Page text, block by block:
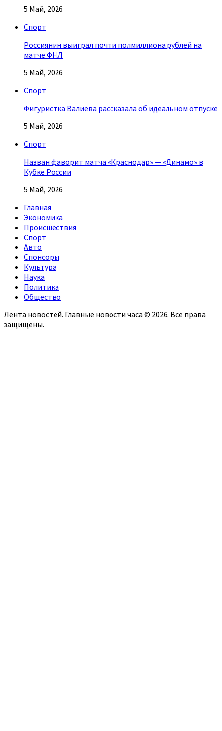
5 Май, 2026
Спорт
Россиянин выиграл почти полмиллиона рублей на
матче ФНЛ
5 Май, 2026
Спорт
Фигуристка Валиева рассказала об идеальном отпуске
5 Май, 2026
Спорт
Назван фаворит матча «Краснодар» — «Динамо» в
Кубке России
5 Май, 2026
Главная
Экономика
Происшествия
Спорт
Авто
Спонсоры
Культура
Наука
Политика
Общество
Лента новостей. Главные новости часа © 2026. Все права
защищены.